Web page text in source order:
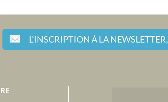
L'INSCRIPTION À LA NEWSLETTER,